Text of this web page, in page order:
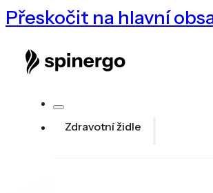
Přeskočit na hlavní
Zdravotní židle